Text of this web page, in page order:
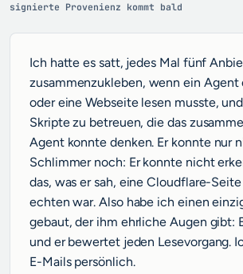
signierte Provenienz kommt bald
Ich hatte es satt, jedes Mal fünf
zusammenzukleben, wenn ein Agent
oder eine Webseite lesen musste,
Skripte zu betreuen, die das
Agent konnte denken. Er konnte nur
Schlimmer noch: Er konnte nicht
das, was er sah, eine Cloudflare-
echten war. Also habe ich einen
gebaut, der ihm ehrliche Augen gibt:
und er bewertet jeden Lesevorgang.
E-Mails persönlich.